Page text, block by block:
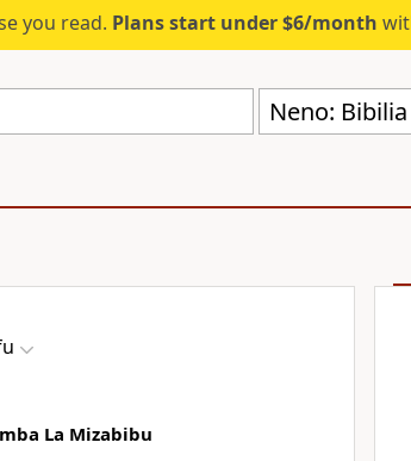
you read. Plans start under $6/month
Neno:
La Mizabibu